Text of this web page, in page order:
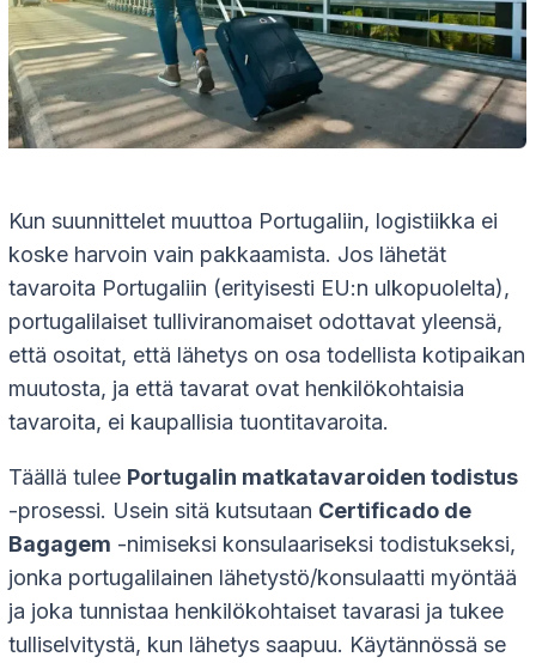
Kun suunnittelet muuttoa Portugaliin, logistiikka ei
koske harvoin vain pakkaamista. Jos lähetät
tavaroita Portugaliin (erityisesti EU:n ulkopuolelta),
portugalilaiset tulliviranomaiset odottavat yleensä,
että osoitat, että lähetys on osa todellista kotipaikan
muutosta, ja että tavarat ovat henkilökohtaisia
tavaroita, ei kaupallisia tuontitavaroita.
Täällä tulee Portugalin matkatavaroiden todistus
-prosessi. Usein sitä kutsutaan Certificado de
Bagagem -nimiseksi konsulaariseksi todistukseksi,
jonka portugalilainen lähetystö/konsulaatti myöntää
ja joka tunnistaa henkilökohtaiset tavarasi ja tukee
tulliselvitystä, kun lähetys saapuu. Käytännössä se